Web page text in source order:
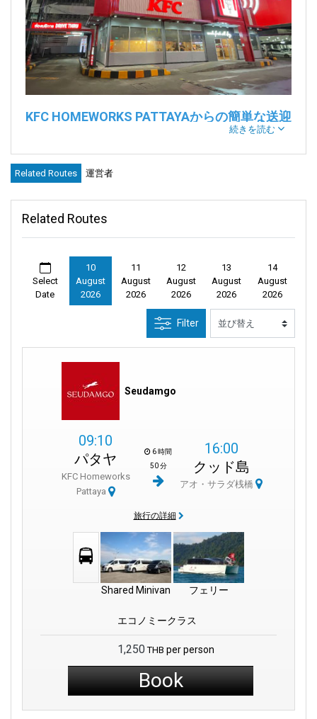
KFC HOMEWORKS PATTAYAからの簡単な送迎
KFC HOMEWORKS PATTAYA
場所です。アクセスが良く、便利な立地のため、旅行者や地元
KFC Homeworks Pattayaについて
人気のショッピングエリア「HomeWorks」内にあるKFC
HOMEWORKS PATTAYAは、単なるファストフード店ではなく、
タイ各地へのバスやミニバンの出発点となる重要な
集合場所
や島々、周辺の県など、どこへ行くにも信頼でき
できます。徒歩数分で
パタヤ中心街
でリラックスしたり、 ターミナル21
この場所は、利便性とローカル体験の両方を求める旅行者に最
適です。雨除けや飲食の選択肢があり、多くの交通事業者が信
頼して使用している安全で有名なピックアップポイントです。
は、賢く実用的な
観光スポットがあり、アクセスも良好で、Seudamgo
運行会社のサービスもあるため、次の旅を始めるのに最適な場
続きを読む
Related Routes 運営者
Related Routes
Select
Date
10
August
2026
11
August
2026
12
August
2026
13
August
2026
14
August
2026
Filter
Seudamgo
09:10
パタヤ
KFC Homeworks
Pattaya
6 時間
50 分
16:00
クッド島
アオ・サラダ桟橋
旅行の詳細
Shared Minivan フェリー
エコノミークラス
1,250 THB per person
Book